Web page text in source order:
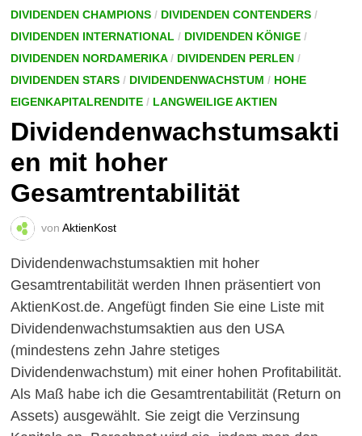
DIVIDENDEN CHAMPIONS/ DIVIDENDEN CONTENDERS/
DIVIDENDEN INTERNATIONAL / DIVIDENDEN KÖNIGE/
DIVIDENDEN NORDAMERIKA/ DIVIDENDEN PERLEN/
DIVIDENDEN STARS/ DIVIDENDENWACHSTUM / HOHE
EIGENKAPITALRENDITE/ LANGWEILIGE AKTIEN
Dividendenwachstumsakti
en mit hoher
Gesamtrentabilität
von AktienKost
Dividendenwachstumsaktien mit hoher
Gesamtrentabilität werden Ihnen präsentiert von
AktienKost.de. Angefügt finden Sie eine Liste mit
Dividendenwachstumsaktien aus den USA
(mindestens zehn Jahre stetiges
Dividendenwachstum) mit einer hohen Profitabilität.
Als Maß habe ich die Gesamtrentabilität (Return on
Assets) ausgewählt. Sie zeigt die Verzinsung